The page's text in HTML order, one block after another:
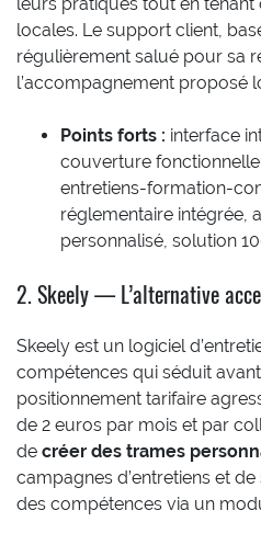
locales. Le support client,
régulièrement salué pour sa
l’accompagnement proposé
Points forts : interface
couverture
entretiens-formation-
réglementaire intégrée,
personnalisé, solution
2. Skeely — L’alternative
Skeely est un logiciel
compétences qui séduit
positionnement tarifaire
de 2 euros par mois et par
de créer des trames
campagnes d’entretiens et
des compétences via un